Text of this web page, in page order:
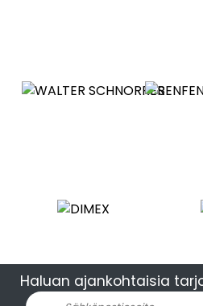
Haluan ajankohtaisia